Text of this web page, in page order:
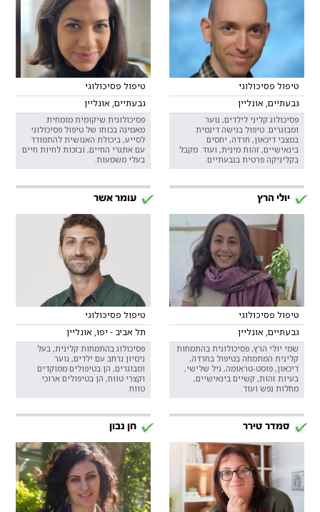
טיפול פסיכולוגי
גבעתיים, אונליין
פסיכולוג קליני לילדים, נוער
ומבוגרים. טיפול בגישה דינמית
במצבי דיכאון, חרדה, יחסים
בינאישיים, זהות מינית, ועוד. מקבל
בקליניקה פרטית בגבעתיים.
טיפול פסיכולוגי
גבעתיים, אונליין
פסיכולוגית שיקומית מומחית.
מאמינה בכוחו של טיפול פסיכולוגי
לסייע, ביכולת האנושית להתמודד
עם אתגרי החיים, ובזכות לחיות חיים
בעלי משמעות.
יולי הרץ
טיפול פסיכולוגי
גבעתיים, אונליין
שמי יולי הרץ, פסיכולוגית בהתמחות
קלינית המתמחה בטיפול בחרדה,
דיכאון, פוסט-טראומה, גיל שלישי,
בעיות זהות, קשיים בינאישיים,
מחלות נפש ועוד.
עומר אשר
טיפול פסיכולוגי
תל אביב - יפו, אונליין
פסיכולוג בהתמחות קלינית, בעל
ניסיון נרחב עם ילדים, נוער
ומבוגרים, הן בטיפולים ממוקדים
וקצרי טווח, הן בטיפולים ארוכי
טווח.
סמדר טירר חן נבון